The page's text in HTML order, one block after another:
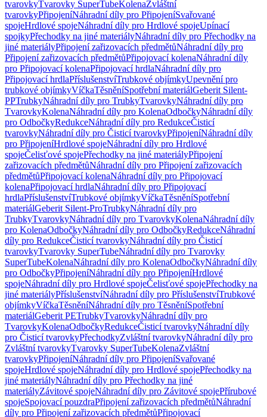
tvarovkyTvarovky SuperTubeKolenaZvláštní
tvarovkyPřipojeníNáhradní díly pro PřipojeníSvařované
spojeHrdlové spojeNáhradní díly pro Hrdlové spojeUpínací
spojkyPřechodky na jiné materiályNáhradní díly pro Přechodky na
jiné materiályPřipojení zařizovacích předmětůNáhradní díly pro
Připojení zařizovacích předmětůPřipojovací kolenaNáhradní díly
pro Připojovací kolenaPřipojovací hrdlaNáhradní díly pro
Připojovací hrdlaPříslušenstvíTrubkové objímkyUpevnění pro
trubkové objímkyVíčkaTěsněníSpotřební materiálGeberit Silent-
PPTrubkyNáhradní díly pro TrubkyTvarovkyNáhradní díly pro
TvarovkyKolenaNáhradní díly pro KolenaOdbočkyNáhradní díly
pro OdbočkyRedukceNáhradní díly pro RedukceČisticí
tvarovkyNáhradní díly pro Čisticí tvarovkyPřipojeníNáhradní díly
pro PřipojeníHrdlové spojeNáhradní díly pro Hrdlové
spojeČelisťové spojePřechodky na jiné materiályPřipojení
zařizovacích předmětůNáhradní díly pro Připojení zařizovacích
předmětůPřipojovací kolenaNáhradní díly pro Připojovací
kolenaPřipojovací hrdlaNáhradní díly pro Připojovací
hrdlaPříslušenstvíTrubkové objímkyVíčkaTěsněníSpotřební
materiálGeberit Silent-ProTrubkyNáhradní díly pro
TrubkyTvarovkyNáhradní díly pro TvarovkyKolenaNáhradní díly
pro KolenaOdbočkyNáhradní díly pro OdbočkyRedukceNáhradní
díly pro RedukceČisticí tvarovkyNáhradní díly pro Čisticí
tvarovkyTvarovky SuperTubeNáhradní díly pro Tvarovky
SuperTubeKolenaNáhradní díly pro KolenaOdbočkyNáhradní díly
pro OdbočkyPřipojeníNáhradní díly pro PřipojeníHrdlové
spojeNáhradní díly pro Hrdlové spojeČelisťové spojePřechodky na
jiné materiályPříslušenstvíNáhradní díly pro PříslušenstvíTrubkové
objímkyVíčkaTěsněníNáhradní díly pro TěsněníSpotřební
materiálGeberit PETrubkyTvarovkyNáhradní díly pro
TvarovkyKolenaOdbočkyRedukceČisticí tvarovkyNáhradní díly
pro Čisticí tvarovkyPřechodkyZvláštní tvarovkyNáhradní díly pro
Zvláštní tvarovkyTvarovky SuperTubeKolenaZvláštní
tvarovkyPřipojeníNáhradní díly pro PřipojeníSvařované
spojeHrdlové spojeNáhradní díly pro Hrdlové spojePřechodky na
jiné materiályNáhradní díly pro Přechodky na jiné
materiályZávitové spojeNáhradní díly pro Závitové spojePřírubové
spojeSpojovací pouzdraPřipojení zařizovacích předmětůNáhradní
díly pro Připojení zařizovacích předmětůPřipojovací